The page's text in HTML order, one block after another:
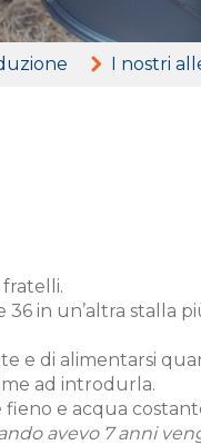
I nostri
fratelli.
in un’altra stalla
e di alimentarsi
ad introdurla.
e acqua
avevo 7 anni